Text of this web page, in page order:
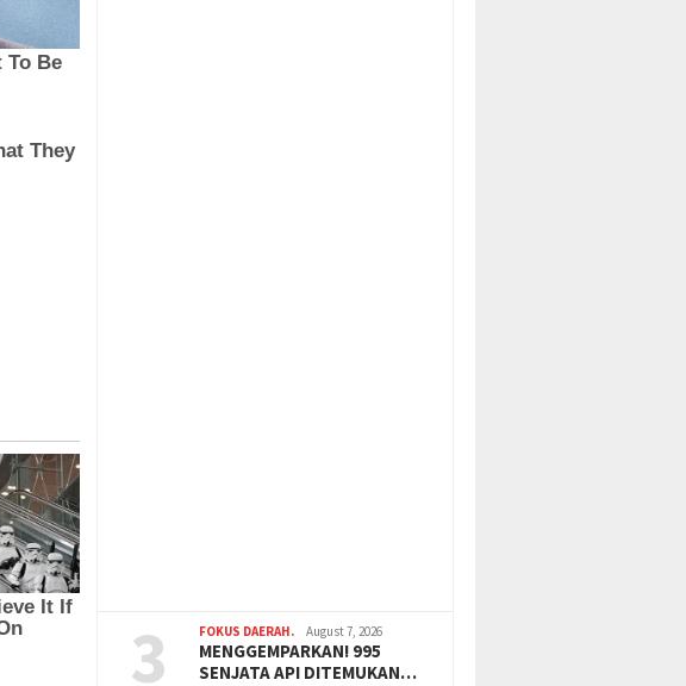
3 FOKUS DAERAH. August 7, 2026
MENGGEMPARKAN! 995
SENJATA API DITEMUKAN…